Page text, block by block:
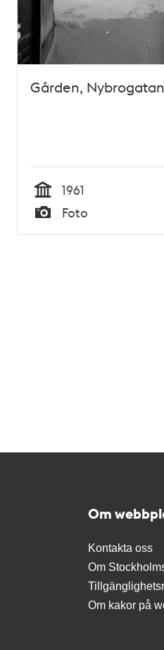
Gården,
Tid
1961
Typ
Foto
Om
Kontakta oss
Om
Om kakor på